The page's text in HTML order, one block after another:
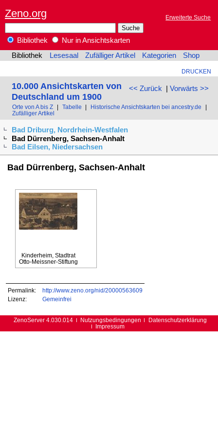
Zeno.org Erweiterte Suche
Bibliothek
Nur in Ansichtskarten
Bibliothek
Lesesaal Zufälliger Artikel Kategorien Shop
DRUCKEN
<< Zurück | Vorwärts >>
10.000 Ansichtskarten von
Deutschland um 1900
Orte von A bis Z Tabelle Historische Ansichtskarten bei ancestry.de
Zufälliger Artikel
Bad Driburg, Nordrhein-Westfalen
Bad Dürrenberg, Sachsen-Anhalt
Bad Eilsen, Niedersachsen
Bad Dürrenberg, Sachsen-Anhalt
Kinderheim, Stadtrat
Otto-Meissner-Stiftung
Permalink:
http://www.zeno.org/nid/20000563609
Lizenz:
Gemeinfrei
ZenoServer 4.030.014 Nutzungsbedingungen
Datenschutzerklärung
Impressum